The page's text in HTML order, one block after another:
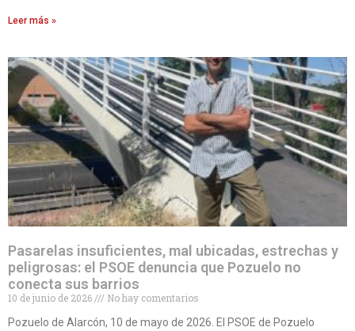
Leer más »
Pasarelas insuficientes, mal ubicadas, estrechas y
peligrosas: el PSOE denuncia que Pozuelo no
conecta sus barrios
10 de junio de 2026
No hay comentarios
Pozuelo de Alarcón, 10 de mayo de 2026. El PSOE de Pozuelo